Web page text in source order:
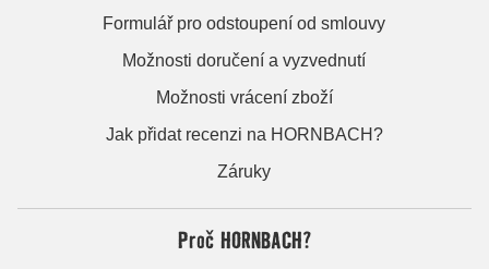
Formulář pro odstoupení od smlouvy
Možnosti doručení a vyzvednutí
Možnosti vrácení zboží
Jak přidat recenzi na HORNBACH?
Záruky
Proč HORNBACH?